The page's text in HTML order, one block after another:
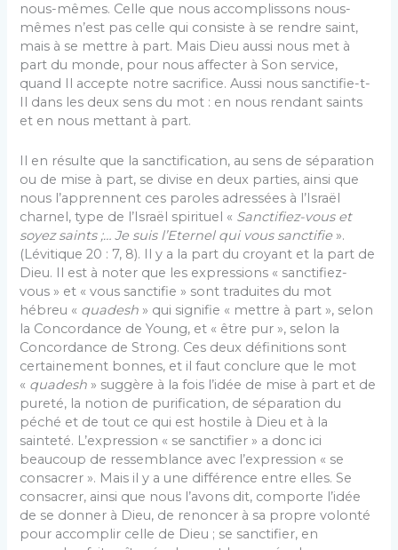
nous-mêmes. Celle que nous accomplissons nous-
mêmes n’est pas celle qui consiste à se rendre saint,
mais à se mettre à part. Mais Dieu aussi nous met à
part du monde, pour nous affecter à Son service,
quand Il accepte notre sacrifice. Aussi nous sanctifie-t-
Il dans les deux sens du mot : en nous rendant saints
et en nous mettant à part.
Il en résulte que la sanctification, au sens de séparation
ou de mise à part, se divise en deux parties, ainsi que
nous l’apprennent ces paroles adressées à l’Israël
charnel, type de l’Israël spirituel « Sanctifiez-vous et
soyez saints ;… Je suis l’Eternel qui vous sanctifie».
(Lévitique 20 : 7, 8). Il y a la part du croyant et la part de
Dieu. Il est à noter que les expressions « sanctifiez-
vous » et « vous sanctifie » sont traduites du mot
hébreu « quadesh » qui signifie « mettre à part », selon
la Concordance de Young, et « être pur », selon la
Concordance de Strong. Ces deux définitions sont
certainement bonnes, et il faut conclure que le mot
« quadesh » suggère à la fois l’idée de mise à part et de
pureté, la notion de purification, de séparation du
péché et de tout ce qui est hostile à Dieu et à la
sainteté. L’expression « se sanctifier » a donc ici
beaucoup de ressemblance avec l’expression « se
consacrer ». Mais il y a une différence entre elles. Se
consacrer, ainsi que nous l’avons dit, comporte l’idée
de se donner à Dieu, de renoncer à sa propre volonté
pour accomplir celle de Dieu ; se sanctifier, en